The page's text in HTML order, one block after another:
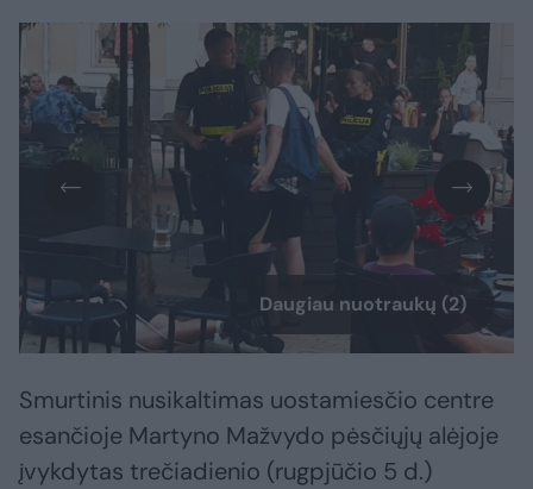
Daugiau nuotraukų (2)
Smurtinis nusikaltimas uostamiesčio centre
esančioje Martyno Mažvydo pėsčiųjų alėjoje
įvykdytas trečiadienio (rugpjūčio 5 d.)